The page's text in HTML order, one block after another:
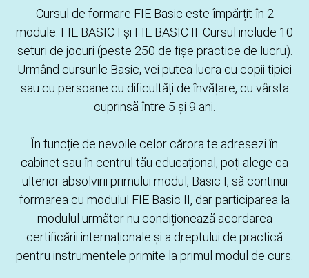
Cursul de formare FIE Basic este împărțit în 2
module: FIE BASIC I și FIE BASIC II. Cursul include 10
seturi de jocuri (peste 250 de fișe practice de lucru).
Urmând cursurile Basic, vei putea lucra cu copii tipici
sau cu persoane cu dificultăți de învățare, cu vârsta
cuprinsă între 5 și 9 ani.
În funcție de nevoile celor cărora te adresezi în
cabinet sau în centrul tău educațional, poți alege ca
ulterior absolvirii primului modul, Basic I, să continui
formarea cu modulul FIE Basic II, dar participarea la
modulul următor nu condiționează acordarea
certificării internaționale și a dreptului de practică
pentru instrumentele primite la primul modul de curs.